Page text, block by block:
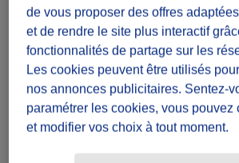
Une journée
Lieu
57690 Hallering, France
Partager le défi
de vous proposer des offres
et de rendre le site plus interactif
fonctionnalités de partage sur les
Les cookies peuvent être utilisés
nos annonces publicitaires. Sentez-
paramétrer les cookies, vous pouvez
et modifier vos choix à tout moment.